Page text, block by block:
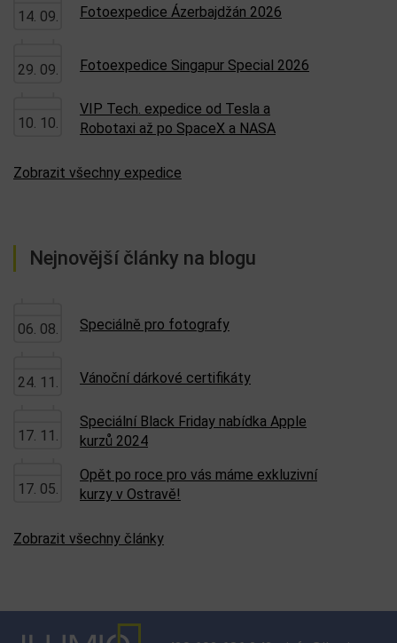
14. 09. Fotoexpedice Ázerbajdžán 2026
29. 09. Fotoexpedice Singapur Special 2026
10. 10.
VIP Tech. expedice od Tesla a
Robotaxi až po SpaceX a NASA
Zobrazit všechny expedice
Nejnovější články na blogu
06. 08. Speciálně pro fotografy
24. 11. Vánoční dárkové certifikáty
17. 11.
Speciální Black Friday nabídka Apple
kurzů 2024
17. 05.
Opět po roce pro vás máme exkluzivní
kurzy v Ostravě!
Zobrazit všechny články